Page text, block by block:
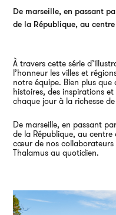
De marseille, en passant
de la République, au centre
À travers cette série
l’honneur les villes et
notre équipe. Bien plus que
histoires, des inspirations
chaque jour à la richesse
De marseille, en passant
de la République, au centre
cœur de nos
Thalamus au quotidien.